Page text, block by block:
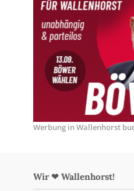
Werbung in Wallenhorst
Wir ❤ Wallenhorst!